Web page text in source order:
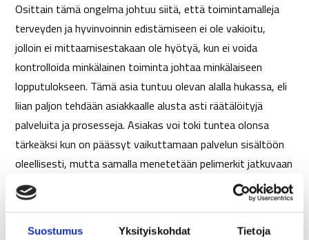
Suostumus Yksityiskohdat Tietoja
Osittain tämä ongelma johtuu siitä, että toimintamalleja
terveyden ja hyvinvoinnin edistämiseen ei ole vakioitu,
jolloin ei mittaamisestakaan ole hyötyä, kun ei voida
kontrolloida minkälainen toiminta johtaa minkälaiseen
lopputulokseen. Tämä asia tuntuu olevan alalla hukassa, eli
liian paljon tehdään asiakkaalle alusta asti räätälöityjä
palveluita ja prosesseja. Asiakas voi toki tuntea olonsa
tärkeäksi kun on päässyt vaikuttamaan palvelun sisältöön
oleellisesti, mutta samalla menetetään pelimerkit jatkuvaan
vaikuttavuuden kehittämiseen.
Etänä toteutettavissa palveluissa vaadittava vakiointi
tapahtuu usein automaattisesti, koska prosessi täytyy